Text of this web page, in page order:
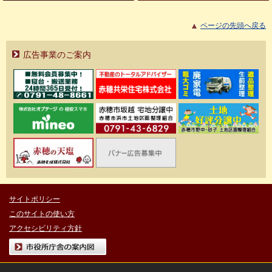
ページの先頭へ戻る
広告事業のご案内
サイトポリシー
このサイトの使い方
アクセシビリティ方針
市役所庁舎の案内図